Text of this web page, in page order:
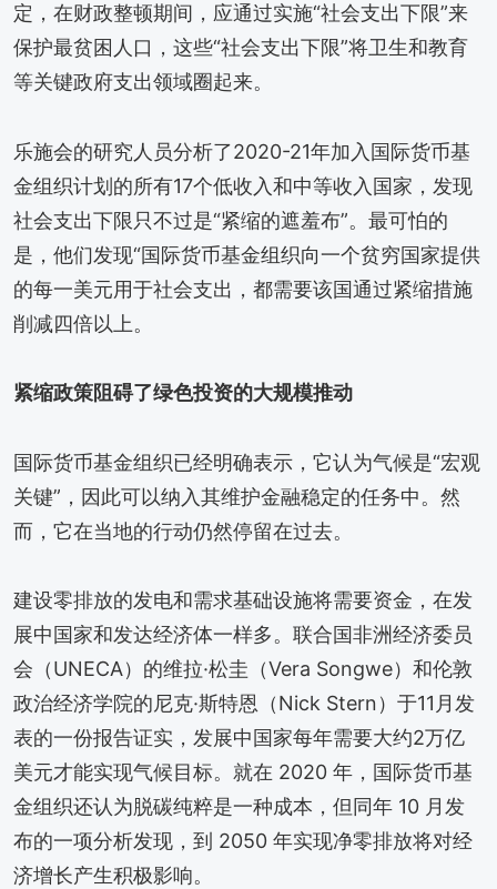
定，在财政整顿期间，应通过实施“社会支出下限”来
保护最贫困人口，这些“社会支出下限”将卫生和教育
等关键政府支出领域圈起来。
乐施会的研究人员分析了2020-21年加入国际货币基
金组织计划的所有17个低收入和中等收入国家，发现
社会支出下限只不过是“紧缩的遮羞布”。最可怕的
是，他们发现“国际货币基金组织向一个贫穷国家提供
的每一美元用于社会支出，都需要该国通过紧缩措施
削减四倍以上。
紧缩政策阻碍了绿色投资的大规模推动
国际货币基金组织已经明确表示，它认为气候是“宏观
关键”，因此可以纳入其维护金融稳定的任务中。然
而，它在当地的行动仍然停留在过去。
建设零排放的发电和需求基础设施将需要资金，在发
展中国家和发达经济体一样多。联合国非洲经济委员
会（UNECA）的维拉·松圭（Vera Songwe）和伦敦
政治经济学院的尼克·斯特恩（Nick Stern）于11月发
表的一份报告证实，发展中国家每年需要大约2万亿
美元才能实现气候目标。就在 2020 年，国际货币基
金组织还认为脱碳纯粹是一种成本，但同年 10 月发
布的一项分析发现，到 2050 年实现净零排放将对经
济增长产生积极影响。